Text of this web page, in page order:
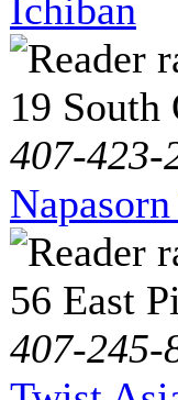
Ichiban
19 South
407-423-
56 East
407-245-